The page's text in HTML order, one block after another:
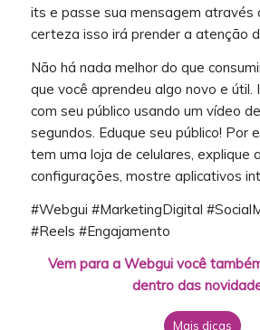
its e passe sua mensagem através
certeza isso irá prender a atenção
Não há nada melhor do que
que você aprendeu algo novo e útil.
com seu público usando um vídeo
segundos. Eduque seu público! Por
tem uma loja de celulares, explique
configurações, mostre aplicativos
#Webgui #MarketingDigital
#Reels #Engajamento
Vem para a Webgui você
dentro das
Mais dicas